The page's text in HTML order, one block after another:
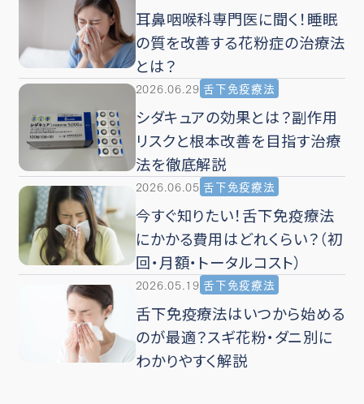
耳鼻咽喉科専門医に聞く！睡眠
の質を改善する花粉症の治療法
とは？
2026.06.29 舌下免疫療法
シダキュアの効果とは？副作用
リスクと根本改善を目指す治療
法を徹底解説
2026.06.05 舌下免疫療法
今すぐ知りたい！舌下免疫療法
にかかる費用はどれくらい？（初
回・月額・トータルコスト）
2026.05.19 舌下免疫療法
舌下免疫療法はいつから始める
のが最適？スギ花粉・ダニ別に
わかりやすく解説